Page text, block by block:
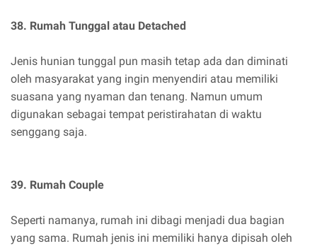
38. Rumah Tunggal atau Detached
Jenis hunian tunggal pun masih tetap ada dan diminati
oleh masyarakat yang ingin menyendiri atau memiliki
suasana yang nyaman dan tenang. Namun umum
digunakan sebagai tempat peristirahatan di waktu
senggang saja.
39. Rumah Couple
Seperti namanya, rumah ini dibagi menjadi dua bagian
yang sama. Rumah jenis ini memiliki hanya dipisah oleh